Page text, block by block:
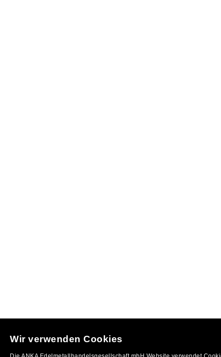
Wir verwenden Cookies